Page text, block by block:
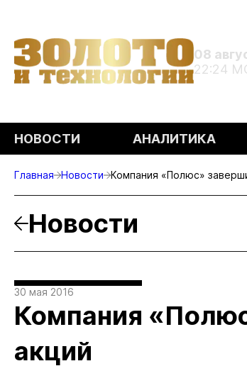
08
22:24
НОВОСТИ АНАЛИТИКА
Главная Новости Компания «Полюс»
Новости
30 мая 2016
Компания
акций